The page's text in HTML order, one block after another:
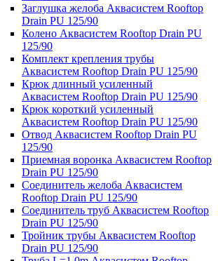
Заглушка желоба Аквасистем Rooftop
Drain PU 125/90
Колено Аквасистем Rooftop Drain PU
125/90
Комплект крепления трубы
Аквасистем Rooftop Drain PU 125/90
Крюк длинный усиленный
Аквасистем Rooftop Drain PU 125/90
Крюк короткий усиленный
Аквасистем Rooftop Drain PU 125/90
Отвод Аквасистем Rooftop Drain PU
125/90
Приемная воронка Аквасистем Rooftop
Drain PU 125/90
Соединитель желоба Аквасистем
Rooftop Drain PU 125/90
Соединитель труб Аквасистем Rooftop
Drain PU 125/90
Тройник трубы Аквасистем Rooftop
Drain PU 125/90